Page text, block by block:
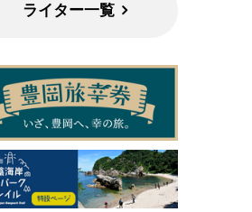
ライター一覧